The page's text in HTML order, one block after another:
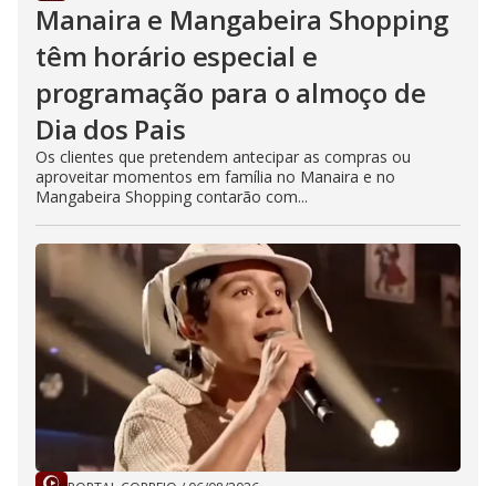
Manaira e Mangabeira Shopping
têm horário especial e
programação para o almoço de
Dia dos Pais
Os clientes que pretendem antecipar as compras ou
aproveitar momentos em família no Manaira e no
Mangabeira Shopping contarão com...